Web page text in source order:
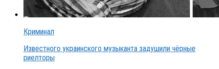
Криминал
Известного украинского музыканта задушили чёрные
риелторы